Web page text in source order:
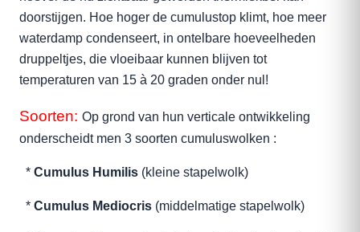
doorstijgen. Hoe hoger de cumulustop klimt, hoe meer
waterdamp condenseert, in ontelbare hoeveelheden
druppeltjes, die vloeibaar kunnen blijven tot
temperaturen van 15 à 20 graden onder nul!
Soorten: Op grond van hun verticale ontwikkeling
onderscheidt men 3 soorten cumuluswolken :
* Cumulus Humilis (kleine stapelwolk)
* Cumulus Mediocris (middelmatige stapelwolk)